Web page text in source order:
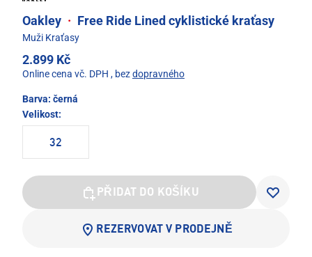
Oakley · Free Ride Lined cyklistické kraťasy
Muži Kraťasy
2.899 Kč
Online cena vč. DPH , bezdopravného
Barva: černá
Velikost:
32
PŘIDAT DO KOŠÍKU
REZERVOVAT V PRODEJNĚ